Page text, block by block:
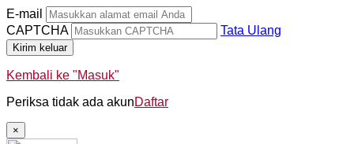
E-mail
CAPTCHA
Tata Ulang
Kirim keluar
Kembali ke "Masuk"
Periksa tidak ada akunDaftar
×